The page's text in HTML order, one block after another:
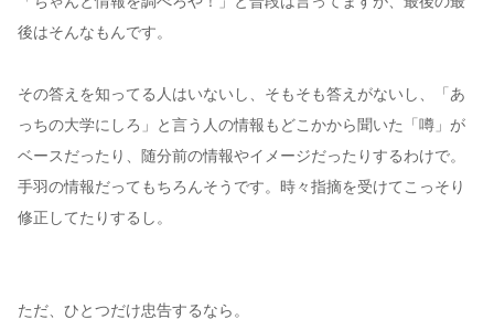
後はそんなもんです。
その答えを知ってる人はいないし、そもそも答えがないし、「あ
っちの大学にしろ」と言う人の情報もどこかから聞いた「噂」が
ベースだったり、随分前の情報やイメージだったりするわけで。
手羽の情報だってもちろんそうです。時々指摘を受けてこっそり
修正してたりするし。
ただ、ひとつだけ忠告するなら。